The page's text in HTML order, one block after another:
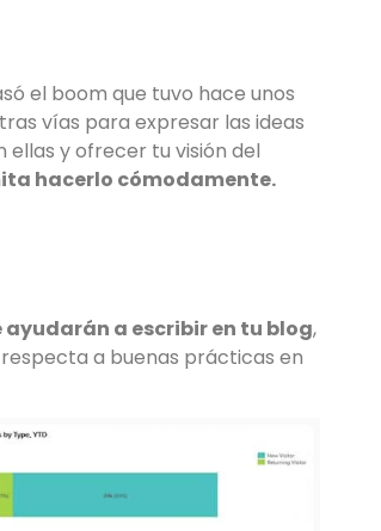
el boom que tuvo hace unos
vías para expresar las ideas
ellas y ofrecer tu visión del
hacerlo cómodamente.
ayudarán a escribir en tu blog,
a buenas prácticas en